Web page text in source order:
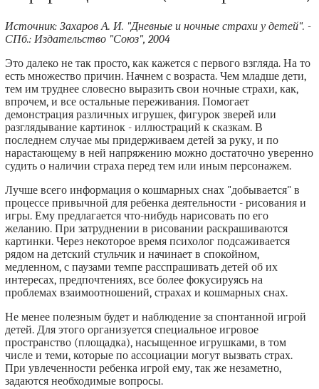
Источник: Захаров А. И. "Дневные и ночные страхи у детей". -
СПб.: Издательство "Союз", 2004
Это далеко не так просто, как кажется с первого взгляда. На то
есть множество причин. Начнем с возраста. Чем младше дети,
тем им труднее словесно выразить свои ночные страхи, как,
впрочем, и все остальные переживания. Помогает
демонстрация различных игрушек, фигурок зверей или
разглядывание картинок - иллюстраций к сказкам. В
последнем случае мы придерживаем детей за руку, и по
нарастающему в ней напряжению можно достаточно уверенно
судить о наличии страха перед тем или иным персонажем.
Лучше всего информация о кошмарных снах "добывается" в
процессе привычной для ребенка деятельности - рисования и
игры. Ему предлагается что-нибудь нарисовать по его
желанию. При затруднении в рисовании раскрашиваются
картинки. Через некоторое время психолог подсаживается
рядом на детский стульчик и начинает в спокойном,
медленном, с паузами темпе расспрашивать детей об их
интересах, предпочтениях, все более фокусируясь на
проблемах взаимоотношений, страхах и кошмарных снах.
Не менее полезным будет и наблюдение за спонтанной игрой
детей. Для этого организуется специальное игровое
пространство (площадка), насыщенное игрушками, в том
числе и теми, которые по ассоциации могут вызвать страх.
При увлеченности ребенка игрой ему, так же незаметно,
задаются необходимые вопросы.